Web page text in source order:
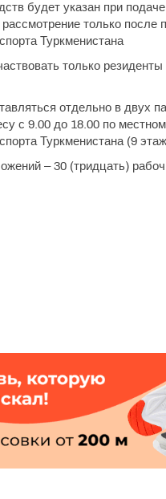
будет указан при
только после
Туркменистана
только
отдельно в двух
с 9.00 до 18.00 по
Туркменистана (9
– 30 (тридцать)